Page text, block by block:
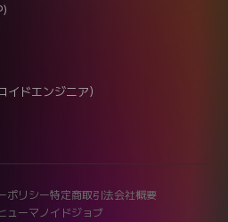
ドエンジニア）
ポリシー特定商取引法会社概要
ューマノイドジョブ